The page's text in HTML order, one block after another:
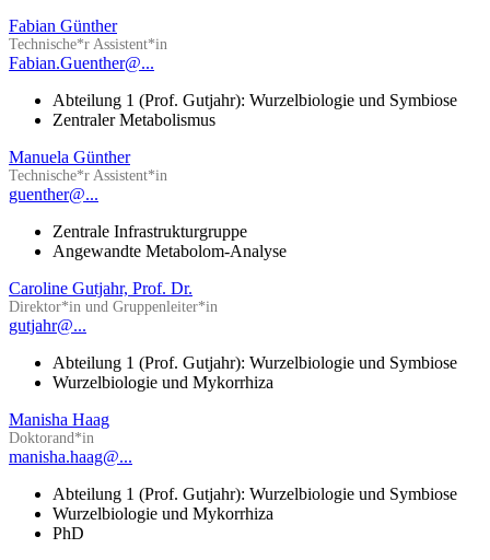
Fabian Günther
Technische*r Assistent*in
Fabian.Guenther@...
Abteilung 1 (Prof. Gutjahr): Wurzelbiologie und Symbiose
Zentraler Metabolismus
Manuela Günther
Technische*r Assistent*in
guenther@...
Zentrale Infrastrukturgruppe
Angewandte Metabolom-Analyse
Caroline Gutjahr, Prof. Dr.
Direktor*in und Gruppenleiter*in
gutjahr@...
Abteilung 1 (Prof. Gutjahr): Wurzelbiologie und Symbiose
Wurzelbiologie und Mykorrhiza
Manisha Haag
Doktorand*in
manisha.haag@...
Abteilung 1 (Prof. Gutjahr): Wurzelbiologie und Symbiose
Wurzelbiologie und Mykorrhiza
PhD